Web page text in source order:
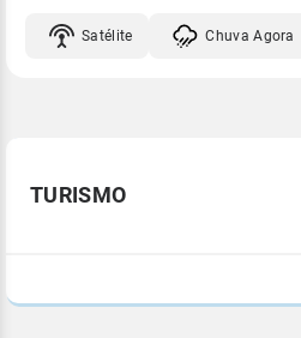
Satélite Chuva Agora
TURISMO